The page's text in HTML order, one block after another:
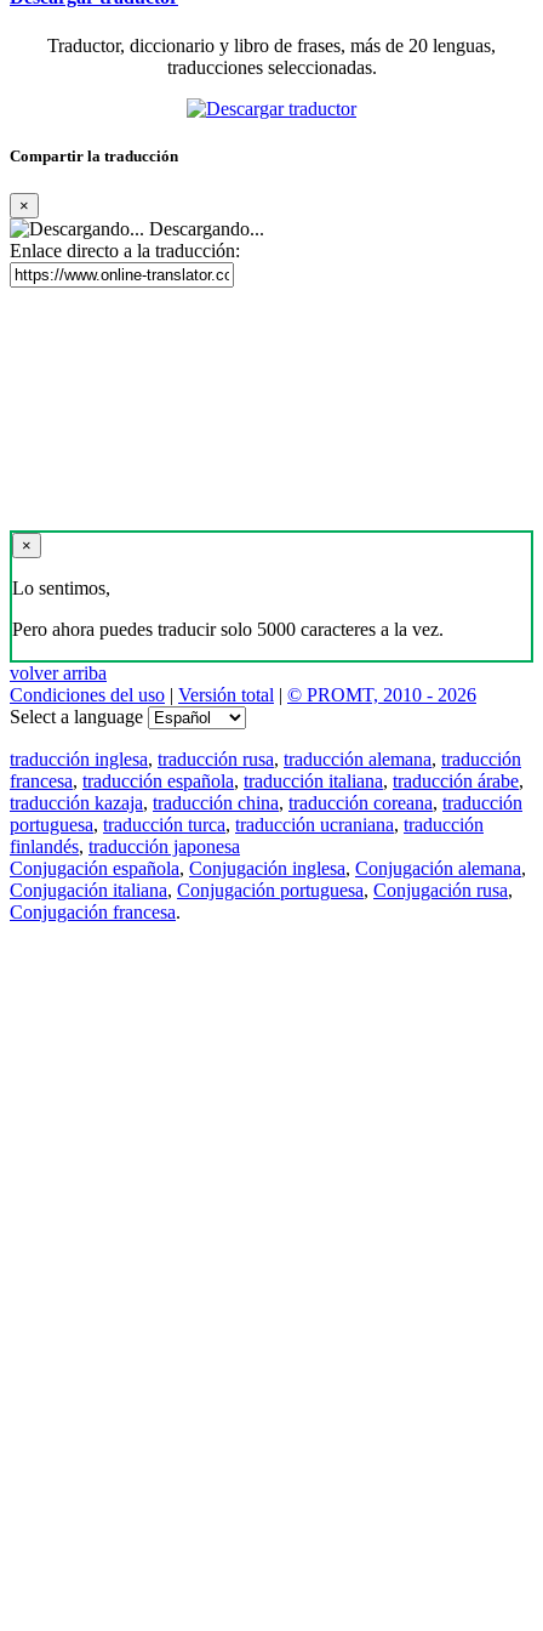
Traductor, diccionario y libro de frases, más de 20 lenguas,
traducciones seleccionadas.
Compartir la traducción
×
Descargando...
Enlace directo a la traducción:
×
Lo sentimos,
Pero ahora puedes traducir solo 5000 caracteres a la vez.
volver arriba
Condiciones del uso | Versión total | © PROMT, 2010 - 2026
Select a language
traducción inglesa, traducción rusa, traducción alemana, traducción
francesa, traducción española, traducción italiana, traducción árabe,
traducción kazaja, traducción china, traducción coreana, traducción
portuguesa, traducción turca, traducción ucraniana, traducción
finlandés, traducción japonesa
Conjugación española, Conjugación inglesa, Conjugación alemana,
Conjugación italiana, Conjugación portuguesa, Conjugación rusa,
Conjugación francesa.